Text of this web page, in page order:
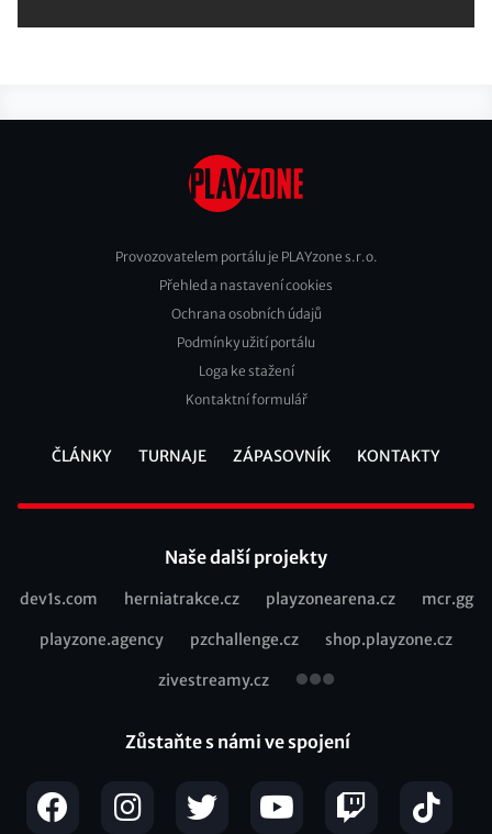
Footer
Provozovatelem portálu je PLAYzone s.r.o.
Přehled a nastavení cookies
Ochrana osobních údajů
Podmínky užití portálu
Loga ke stažení
Kontaktní formulář
ČLÁNKY TURNAJE ZÁPASOVNÍK KONTAKTY
Naše další projekty
Recommended
dev1s.com herniatrakce.cz playzonearena.cz mcr.gg
playzone.agency pzchallenge.cz shop.playzone.cz
zivestreamy.cz
Zůstaňte s námi ve spojení